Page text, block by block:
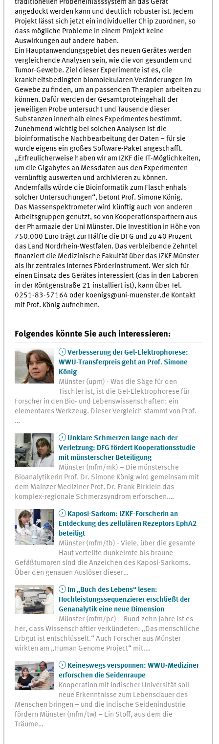
traditionellen Probeneinlasssystem an das Gerät
angedockt werden kann und deutlich robuster ist. Jedem
Projekt lässt sich jetzt ein individueller Chip zuordnen, so
dass mögliche Probleme in einem Projekt keine
Auswirkungen auf andere haben.
Ein Hauptanwendungsgebiet des neuen Gerätes werden
vergleichende Analysen sein, wie die von gesundem und
Tumor-Gewebe. Ziel dieser Experimente ist es, die
krankheitsbedingten biomolekularen Veränderungen im
Gewebe zu finden, um an passenden Therapien arbeiten zu
können. Dafür werden der Gesamtproteingehalt der
jeweiligen Probe untersucht und Tausende dieser
Substanzen innerhalb eines Experimentes bestimmt.
Zunehmend wichtig bei solchen Analysen ist die
bioinformatische Nachbearbeitung der Daten – für sie
wurde eigens ein großes Software-Paket angeschafft.
„Erfreulicherweise haben wir am IZKF die IT-Möglichkeiten,
um die Gigabytes an Messdaten aus den Experimenten
vernünftig auswerten und archivieren zu können.
Andernfalls würde die Bioinformatik zum Flaschenhals
solcher Untersuchungen“, betont Prof. Simone König.
Das Massenspektrometer wird künftig auch von anderen
Arbeitsgruppen genutzt, so von Kooperationspartnern aus
der Pharmazie der Uni Münster. Die Investition in Höhe von
750.000 Euro trägt zur Hälfte die DFG und zu 40 Prozent
das Land Nordrhein-Westfalen. Das verbleibende Zehntel
finanziert die Medizinische Fakultät über das IZKF Münster
als ihr zentrales internes Förderinstrument. Wer sich für
einen Einsatz des Gerätes interessiert (das in den Laboren
in der Röntgenstraße 21 installiert ist), kann über Tel.
0251-83-57164 oder koenigs@uni-muenster.de Kontakt
mit Prof. König aufnehmen.
Folgendes könnte Sie auch interessieren:
Verbesserung der Gel-Elektrophorese:
WWU-Transferpreis geht an Prof. Simone
König
Münster (upm) - Was die Säge für den
Tischler ist, ist die Gel-Elektrophorese für
Forscher in den Bio- und Lebenswissenschaften: ein
elementares Werkzeug. Dieser Vergleich stammt von Prof.
…
Unklare Schmerzen lange nach der
Verletzung: DFG fördert Kooperationsstudie
mit münsterscher Beteiligung
Münster (mfm/mk) – Die münstersche
Bioanalytikerin Prof. Dr. Simone König wird gemeinsam mit
dem Mainzer Mediziner Prof. Dr. Frank Birklein das
komplex-regionale Schmerzsyndrom erforschen.…
Kaposi-Sarkom: IZKF-Forscherin an
Entdeckung des zellulären Rezeptors EphA2
beteiligt
Münster (mfm/tb) - Viele, über die gesamte
Haut verteilte dunkelrote bis braune
Gefäßtumoren sind die Anzeichen des Kaposi-Sarkoms.
Über den genauen Auslöser dieser…
Im „Buch des Lebens“ lesen:
Hochleistungssequenzierer erschließt der
Genanalytik eine neue Dimension
Münster (mfm/pc) – Rund zehn Jahre ist es
her, dass Wissenschaftler verkündeten: „Das menschliche
Erbgut ist entschlüsselt.“ Auch Forscher aus Münster
wirkten am „Human Genome Project“ mit.…
Keineswegs versponnen: WWU-Mediziner
erforschen die Seidenraupe
Kooperation mit indischer Universität soll
neue Erkenntnisse zum Lebensdauer des
Menschen bringen – und die indische Seidenindustrie
fördern Münster (mfm/tw) – Ein Stoff, aus dem die
Träume…